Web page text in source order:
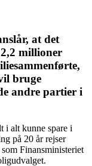
at det
millioner
bruge
andre partier i
i alt kunne spare i
på 20 år rejser
Finansministeriet